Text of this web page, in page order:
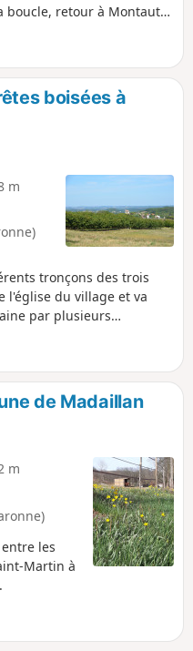
boucle, retour à Montaut
boisées à
m
tronçons des trois
l'église du village et va
par plusieurs
de Madaillan
m
les
Martin à